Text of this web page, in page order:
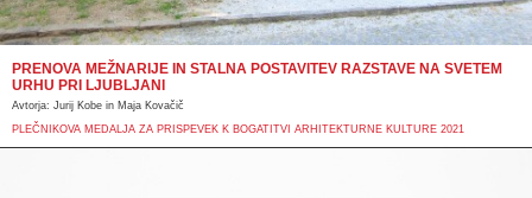
PRENOVA MEŽNARIJE IN STALNA POSTAVITEV RAZSTAVE NA SVETEM
URHU PRI LJUBLJANI
Avtorja: Jurij Kobe in Maja Kovačič
PLEČNIKOVA MEDALJA ZA PRISPEVEK K BOGATITVI ARHITEKTURNE KULTURE 2021